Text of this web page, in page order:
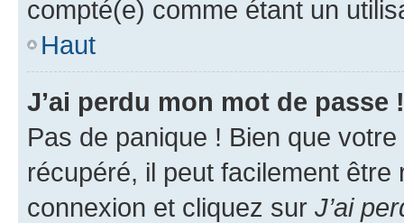
compté(e) comme étant un
Haut
J’ai perdu mon mot de passe !
Pas de panique ! Bien que
récupéré, il peut facilement
connexion et cliquez sur J’ai